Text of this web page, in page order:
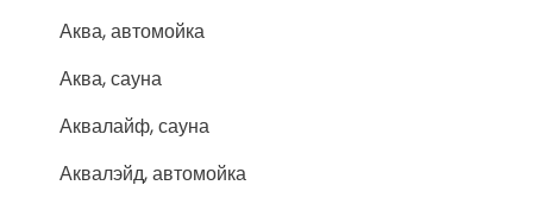
Аква, автомойка
Аква, сауна
Аквалайф, сауна
Аквалэйд, автомойка